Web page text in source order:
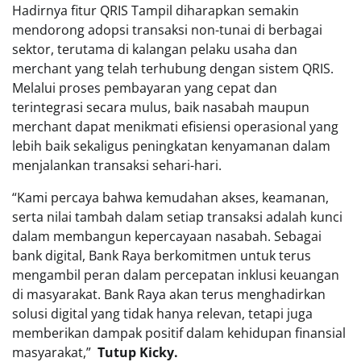
Hadirnya fitur QRIS Tampil diharapkan semakin
mendorong adopsi transaksi non-tunai di berbagai
sektor, terutama di kalangan pelaku usaha dan
merchant yang telah terhubung dengan sistem QRIS.
Melalui proses pembayaran yang cepat dan
terintegrasi secara mulus, baik nasabah maupun
merchant dapat menikmati efisiensi operasional yang
lebih baik sekaligus peningkatan kenyamanan dalam
menjalankan transaksi sehari-hari.
“Kami percaya bahwa kemudahan akses, keamanan,
serta nilai tambah dalam setiap transaksi adalah kunci
dalam membangun kepercayaan nasabah. Sebagai
bank digital, Bank Raya berkomitmen untuk terus
mengambil peran dalam percepatan inklusi keuangan
di masyarakat. Bank Raya akan terus menghadirkan
solusi digital yang tidak hanya relevan, tetapi juga
memberikan dampak positif dalam kehidupan finansial
masyarakat,” Tutup Kicky.